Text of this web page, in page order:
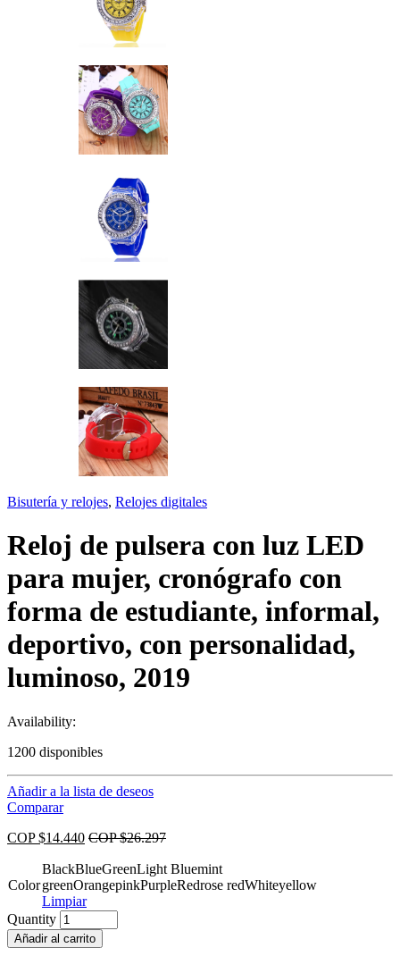
Bisutería y relojes, Relojes digitales
Reloj de pulsera con luz LED
para mujer, cronógrafo con
forma de estudiante, informal,
deportivo, con personalidad,
luminoso, 2019
Availability:
1200 disponibles
Añadir a la lista de deseos
Comparar
COP $14.440 COP $26.297
Color
BlackBlueGreenLight Bluemint
greenOrangepinkPurpleRedrose redWhiteyellow
Limpiar
Quantity
Añadir al carrito